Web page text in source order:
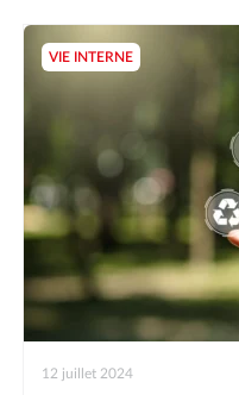
VIE INTERNE
12 juillet 2024